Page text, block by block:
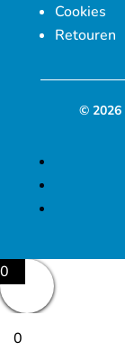
Cookies
Retouren
© 2026
0
0